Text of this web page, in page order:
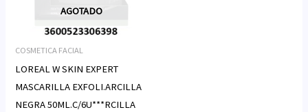
AGOTADO
COSMETICA FACIAL
LOREAL W SKIN EXPERT
MASCARILLA EXFOLI.ARCILLA
NEGRA 50ML.C/6U***RCILLA